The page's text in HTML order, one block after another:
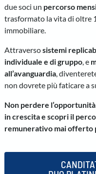
due soci un percorso
trasformato la vita di oltre
immobiliare.
Attraversosistemi
individuale e di gruppo, e
all’avanguardia,
non dovrete più faticare a
Non perdere
in crescita e scopri il
remunerativo mai offerto